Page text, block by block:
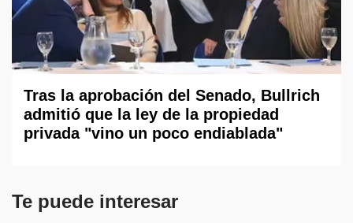
Tras la aprobación del Senado, Bullrich
admitió que la ley de la propiedad
privada "vino un poco endiablada"
Te puede interesar